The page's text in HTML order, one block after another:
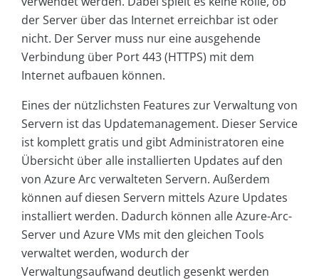
der Server über das Internet erreichbar ist oder
nicht. Der Server muss nur eine ausgehende
Verbindung über Port 443 (HTTPS) mit dem
Internet aufbauen können.
Eines der nützlichsten Features zur Verwaltung von
Servern ist das Updatemanagement. Dieser Service
ist komplett gratis und gibt Administratoren eine
Übersicht über alle installierten Updates auf den
von Azure Arc verwalteten Servern. Außerdem
können auf diesen Servern mittels Azure Updates
installiert werden. Dadurch können alle Azure-Arc-
Server und Azure VMs mit den gleichen Tools
verwaltet werden, wodurch der
Verwaltungsaufwand deutlich gesenkt werden